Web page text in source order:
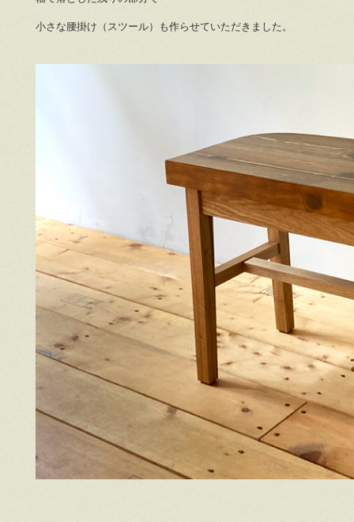
小さな腰掛け（スツール）も作らせていただきました。